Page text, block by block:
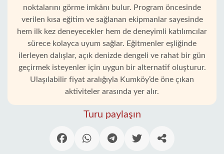
noktalarını görme imkânı bulur. Program öncesinde
verilen kısa eğitim ve sağlanan ekipmanlar sayesinde
hem ilk kez deneyecekler hem de deneyimli katılımcılar
sürece kolayca uyum sağlar. Eğitmenler eşliğinde
ilerleyen dalışlar, açık denizde dengeli ve rahat bir gün
geçirmek isteyenler için uygun bir alternatif oluşturur.
Ulaşılabilir fiyat aralığıyla Kumköy’de öne çıkan
aktiviteler arasında yer alır.
Turu paylaşın